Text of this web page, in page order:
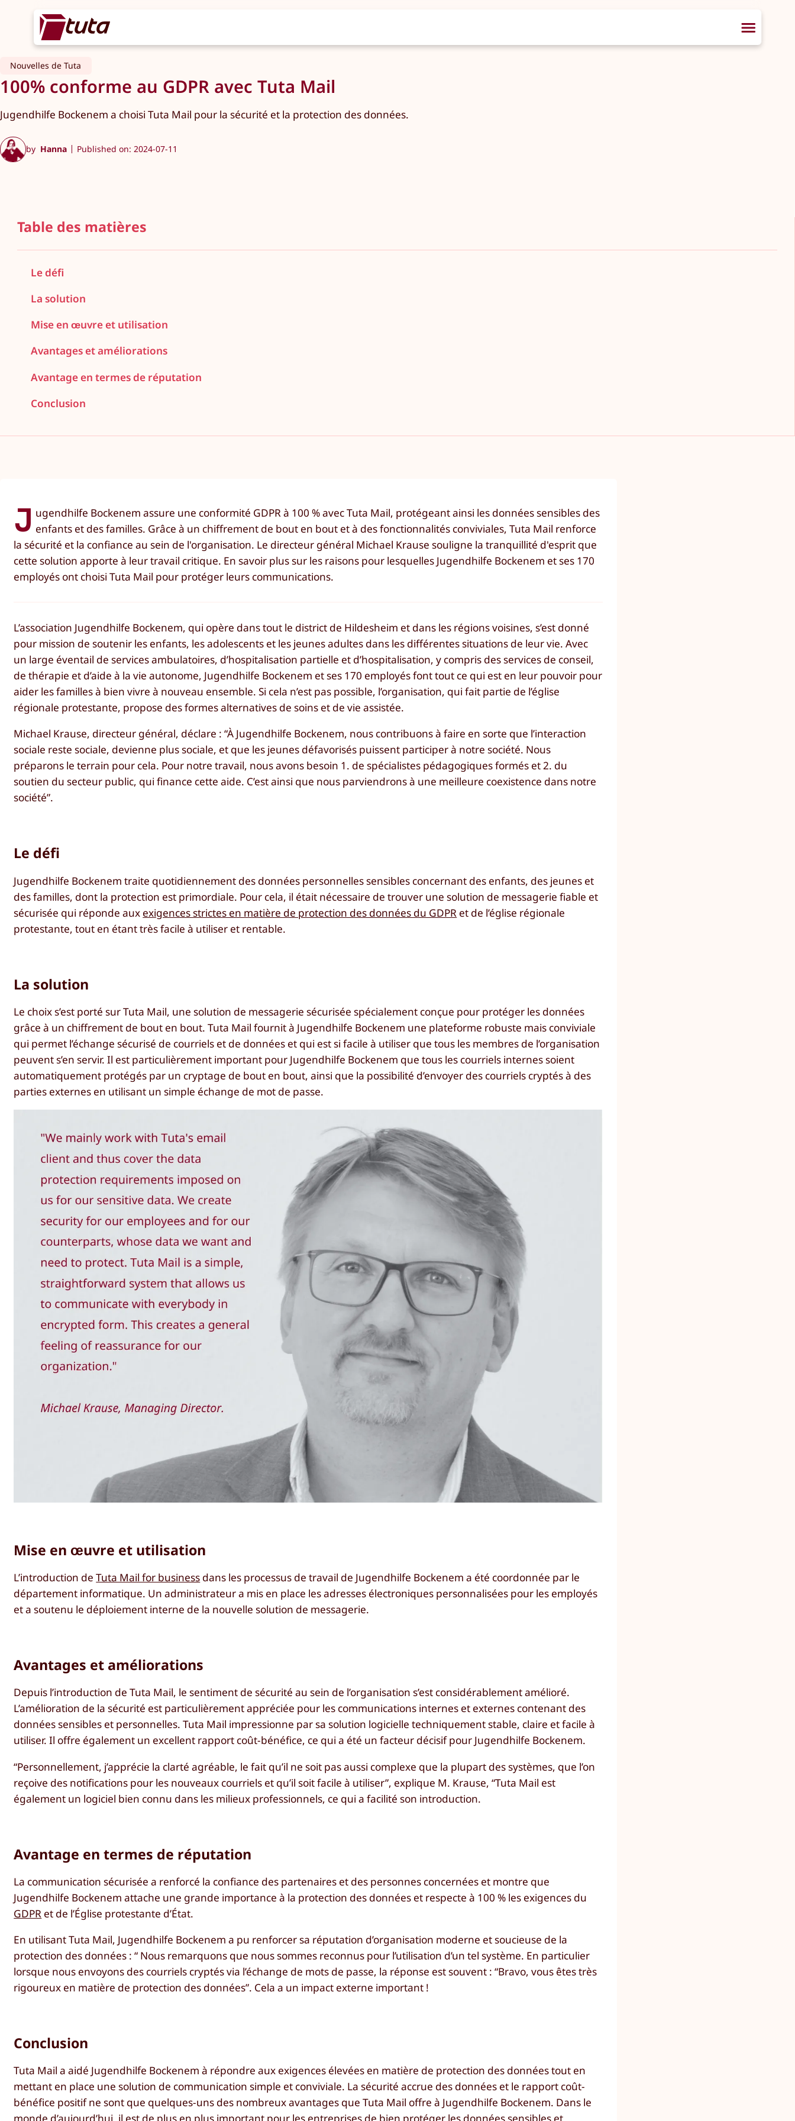
Nouvelles de Tuta
100% conforme au GDPR avec Tuta Mail
Jugendhilfe Bockenem a choisi Tuta Mail pour la sécurité et la protection des données.
by Hanna Published on: 2024-07-11
Table des matières
Le défi
La solution
Mise en œuvre et utilisation
Avantages et améliorations
Avantage en termes de réputation
Conclusion
J ugendhilfe Bockenem assure une conformité GDPR à 100 % avec Tuta Mail, protégeant ainsi les données sensibles des
enfants et des familles. Grâce à un chiffrement de bout en bout et à des fonctionnalités conviviales, Tuta Mail renforce
la sécurité et la confiance au sein de l'organisation. Le directeur général Michael Krause souligne la tranquillité d'esprit que
cette solution apporte à leur travail critique. En savoir plus sur les raisons pour lesquelles Jugendhilfe Bockenem et ses 170
employés ont choisi Tuta Mail pour protéger leurs communications.
L’association Jugendhilfe Bockenem, qui opère dans tout le district de Hildesheim et dans les régions voisines, s’est donné
pour mission de soutenir les enfants, les adolescents et les jeunes adultes dans les différentes situations de leur vie. Avec
un large éventail de services ambulatoires, d’hospitalisation partielle et d’hospitalisation, y compris des services de conseil,
de thérapie et d’aide à la vie autonome, Jugendhilfe Bockenem et ses 170 employés font tout ce qui est en leur pouvoir pour
aider les familles à bien vivre à nouveau ensemble. Si cela n’est pas possible, l’organisation, qui fait partie de l’église
régionale protestante, propose des formes alternatives de soins et de vie assistée.
Michael Krause, directeur général, déclare : “À Jugendhilfe Bockenem, nous contribuons à faire en sorte que l’interaction
sociale reste sociale, devienne plus sociale, et que les jeunes défavorisés puissent participer à notre société. Nous
préparons le terrain pour cela. Pour notre travail, nous avons besoin 1. de spécialistes pédagogiques formés et 2. du
soutien du secteur public, qui finance cette aide. C’est ainsi que nous parviendrons à une meilleure coexistence dans notre
société”.
Le défi
Jugendhilfe Bockenem traite quotidiennement des données personnelles sensibles concernant des enfants, des jeunes et
des familles, dont la protection est primordiale. Pour cela, il était nécessaire de trouver une solution de messagerie fiable et
sécurisée qui réponde aux exigences strictes en matière de protection des données du GDPR et de l’église régionale
protestante, tout en étant très facile à utiliser et rentable.
La solution
Le choix s’est porté sur Tuta Mail, une solution de messagerie sécurisée spécialement conçue pour protéger les données
grâce à un chiffrement de bout en bout. Tuta Mail fournit à Jugendhilfe Bockenem une plateforme robuste mais conviviale
qui permet l’échange sécurisé de courriels et de données et qui est si facile à utiliser que tous les membres de l’organisation
peuvent s’en servir. Il est particulièrement important pour Jugendhilfe Bockenem que tous les courriels internes soient
automatiquement protégés par un cryptage de bout en bout, ainsi que la possibilité d’envoyer des courriels cryptés à des
parties externes en utilisant un simple échange de mot de passe.
Mise en œuvre et utilisation
L’introduction deTuta Mail for business dans les processus de travail de Jugendhilfe Bockenem a été coordonnée par le
département informatique. Un administrateur a mis en place les adresses électroniques personnalisées pour les employés
et a soutenu le déploiement interne de la nouvelle solution de messagerie.
Avantages et améliorations
Depuis l’introduction de Tuta Mail, le sentiment de sécurité au sein de l’organisation s’est considérablement amélioré.
L’amélioration de la sécurité est particulièrement appréciée pour les communications internes et externes contenant des
données sensibles et personnelles. Tuta Mail impressionne par sa solution logicielle techniquement stable, claire et facile à
utiliser. Il offre également un excellent rapport coût-bénéfice, ce qui a été un facteur décisif pour Jugendhilfe Bockenem.
“Personnellement, j’apprécie la clarté agréable, le fait qu’il ne soit pas aussi complexe que la plupart des systèmes, que l’on
reçoive des notifications pour les nouveaux courriels et qu’il soit facile à utiliser”, explique M. Krause, “Tuta Mail est
également un logiciel bien connu dans les milieux professionnels, ce qui a facilité son introduction.
Avantage en termes de réputation
La communication sécurisée a renforcé la confiance des partenaires et des personnes concernées et montre que
Jugendhilfe Bockenem attache une grande importance à la protection des données et respecte à 100 % les exigences du
GDPR et de l’Église protestante d’État.
En utilisant Tuta Mail, Jugendhilfe Bockenem a pu renforcer sa réputation d’organisation moderne et soucieuse de la
protection des données : “ Nous remarquons que nous sommes reconnus pour l’utilisation d’un tel système. En particulier
lorsque nous envoyons des courriels cryptés via l’échange de mots de passe, la réponse est souvent : “Bravo, vous êtes très
rigoureux en matière de protection des données”. Cela a un impact externe important !
Conclusion
Tuta Mail a aidé Jugendhilfe Bockenem à répondre aux exigences élevées en matière de protection des données tout en
mettant en place une solution de communication simple et conviviale. La sécurité accrue des données et le rapport coût-
bénéfice positif ne sont que quelques-uns des nombreux avantages que Tuta Mail offre à Jugendhilfe Bockenem. Dans le